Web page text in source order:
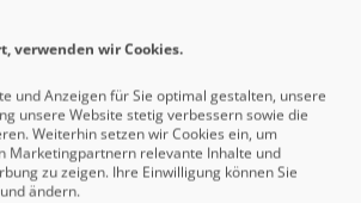
verwenden wir Cookies.
und Anzeigen für Sie optimal gestalten, unsere
unsere Website stetig verbessern sowie die
Weiterhin setzen wir Cookies ein, um
Marketingpartnern relevante Inhalte und
zu zeigen. Ihre Einwilligung können Sie
ändern.